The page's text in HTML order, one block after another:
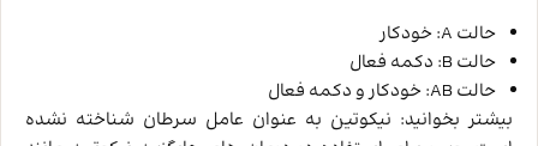
حالت A: خودکار
حالت B: دکمه فعال
حالت AB: خودکار و دکمه فعال
بیشتر بخوانید: نیکوتین به عنوان عامل سرطان شناخته نشده